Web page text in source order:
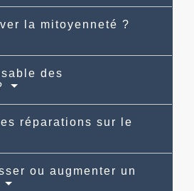
la mitoyenneté ?
des
réparations sur le
ou augmenter un